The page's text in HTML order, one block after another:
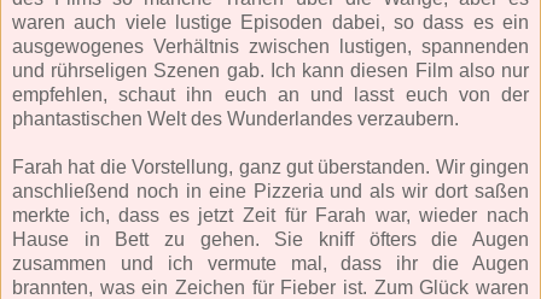
waren auch viele lustige Episoden dabei, so dass es ein
ausgewogenes Verhältnis zwischen lustigen, spannenden
und rührseligen Szenen gab. Ich kann diesen Film also nur
empfehlen, schaut ihn euch an und lasst euch von der
phantastischen Welt des Wunderlandes verzaubern.
Farah hat die Vorstellung, ganz gut überstanden. Wir gingen
anschließend noch in eine Pizzeria und als wir dort saßen
merkte ich, dass es jetzt Zeit für Farah war, wieder nach
Hause in Bett zu gehen. Sie kniff öfters die Augen
zusammen und ich vermute mal, dass ihr die Augen
brannten, was ein Zeichen für Fieber ist. Zum Glück waren